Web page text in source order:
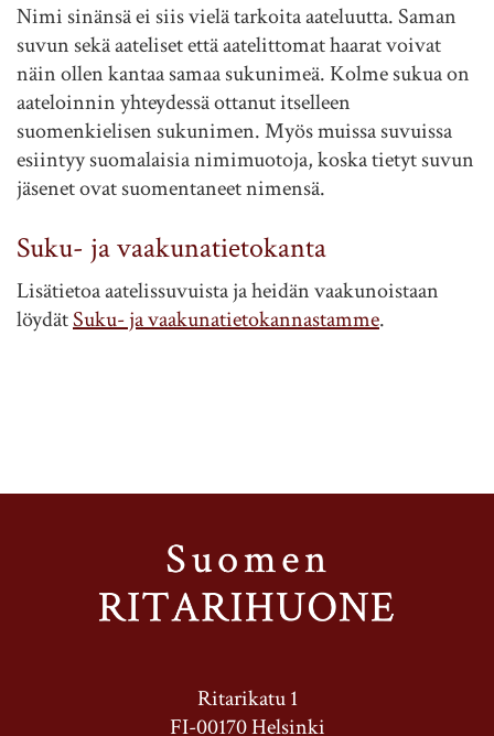
Nimi sinänsä ei siis vielä tarkoita aateluutta. Saman
suvun sekä aateliset että aatelittomat haarat voivat
näin ollen kantaa samaa sukunimeä. Kolme sukua on
aateloinnin yhteydessä ottanut itselleen
suomenkielisen sukunimen. Myös muissa suvuissa
esiintyy suomalaisia nimimuotoja, koska tietyt suvun
jäsenet ovat suomentaneet nimensä.
Suku- ja vaakunatietokanta
Lisätietoa aatelissuvuista ja heidän vaakunoistaan
löydätSuku- ja vaakunatietokannastamme.
Ritarikatu 1
FI-00170 Helsinki